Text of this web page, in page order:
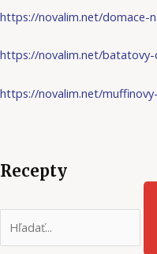
https://novalim.net/domace-
https://novalim.net/batatovy-
https://novalim.net/
Recepty